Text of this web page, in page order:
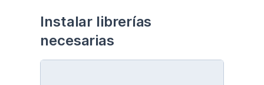
Instalar librerías
necesarias